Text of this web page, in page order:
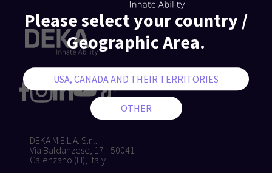
DEKA M.E.L.A. S.r.l.
Via Baldanzese, 17 - 50041
Calenzano (FI), Italy
Please select your country /
Geographic Area.